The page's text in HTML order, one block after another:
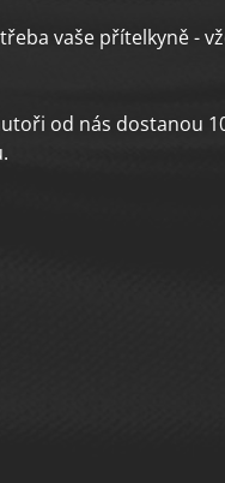
vaše přítelkyně -
od nás dostanou